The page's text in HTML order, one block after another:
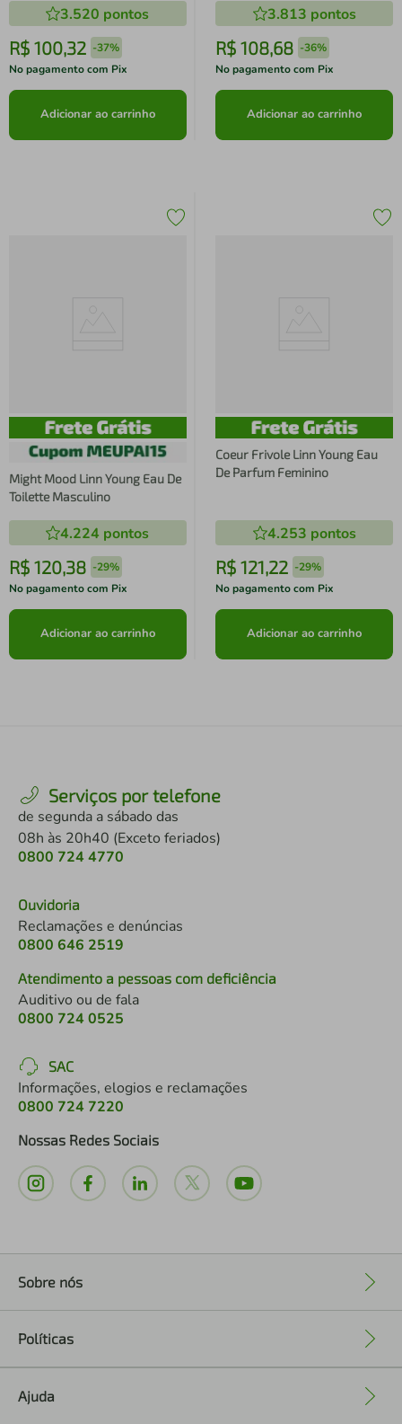
3.520 pontos
R$ 100,32 -37%
No pagamento com Pix
Adicionar ao carrinho
3.813 pontos
R$ 108,68 -36%
No pagamento com Pix
Adicionar ao carrinho
Might Mood Linn Young Eau De
Toilette Masculino
4.224 pontos
R$ 120,38 -29%
No pagamento com Pix
Adicionar ao carrinho
Coeur Frivole Linn Young Eau
De Parfum Feminino
4.253 pontos
R$ 121,22 -29%
No pagamento com Pix
Adicionar ao carrinho
Serviços por telefone
de segunda a sábado das
08h às 20h40 (Exceto feriados)
0800 724 4770
Ouvidoria
Reclamações e denúncias
0800 646 2519
Atendimento a pessoas com deficiência
Auditivo ou de fala
0800 724 0525
SAC
Informações, elogios e reclamações
0800 724 7220
Nossas Redes Sociais
Sobre nós
Políticas
Ajuda